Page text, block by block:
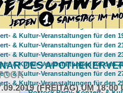
DES
(FREITAG) UM 18:00